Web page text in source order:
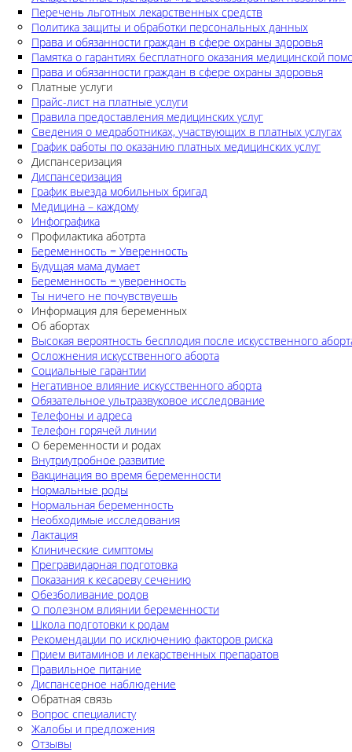
Перечень льготных лекарственных средств
Политика защиты и обработки персональных данных
Права и обязанности граждан в сфере охраны здоровья
Памятка о гарантиях бесплатного оказания медицинской
Права и обязанности граждан в сфере охраны здоровья
Платные услуги
Прайс-лист на платные услуги
Правила предоставления медицинских услуг
Сведения о медработниках, участвующих в платных услугах
График работы по оказанию платных медицинских услуг
Диспансеризация
Диспансеризация
График выезда мобильных бригад
Медицина – каждому
Инфографика
Профилактика аботрта
Беременность = Уверенность
Будущая мама думает
Беременность = уверенность
Ты ничего не почувствуешь
Информация для беременных
Об абортах
Высокая вероятность бесплодия после искусственного
Осложнения искусственного аборта
Социальные гарантии
Негативное влияние искусственного аборта
Обязательное ультразвуковое исследование
Телефоны и адреса
Телефон горячей линии
О беременности и родах
Внутриутробное развитие
Вакцинация во время беременности
Нормальные роды
Нормальная беременность
Необходимые исследования
Лактация
Клинические симптомы
Прегравидарная подготовка
Показания к кесареву сечению
Обезболивание родов
О полезном влиянии беременности
Школа подготовки к родам
Рекомендации по исключению факторов риска
Прием витаминов и лекарственных препаратов
Правильное питание
Диспансерное наблюдение
Обратная связь
Вопрос специалисту
Жалобы и предложения
Отзывы